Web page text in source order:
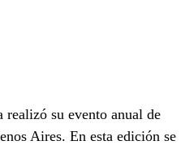
realizó su evento anual de
Aires. En esta edición se